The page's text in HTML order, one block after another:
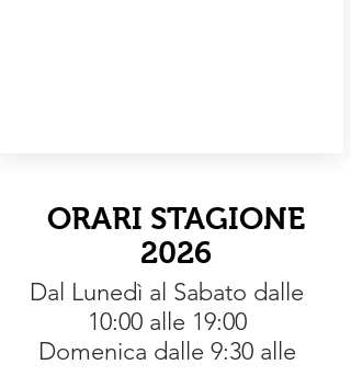
ORARI STAGIONE
2026
Dal Lunedì al Sabato dalle
10:00 alle 19:00
Domenica dalle 9:30 alle